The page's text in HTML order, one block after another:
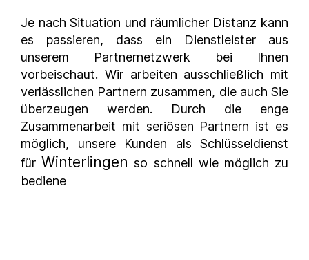
Je nach Situation und räumlicher Distanz kann
es passieren, dass ein Dienstleister aus
unserem Partnernetzwerk bei Ihnen
vorbeischaut. Wir arbeiten ausschließlich mit
verlässlichen Partnern zusammen, die auch Sie
überzeugen werden. Durch die enge
Zusammenarbeit mit seriösen Partnern ist es
möglich, unsere Kunden als Schlüsseldienst
für Winterlingen so schnell wie möglich zu
bediene